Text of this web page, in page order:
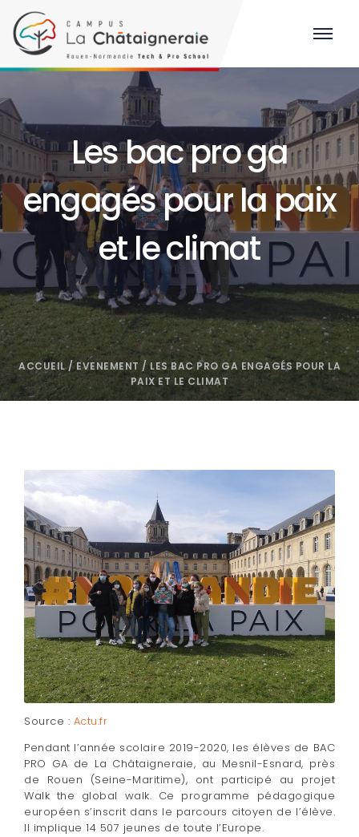
ACCUEIL / EVENEMENT /LES BAC PRO GA ENGAGÉS POUR LA
PAIX ET LE CLIMAT
Les bac pro ga
engagés pour la paix
et le climat
Source : Actu.fr
Pendant l’année scolaire 2019-2020, les élèves de BAC
PRO GA de La Châtaigneraie, au Mesnil-Esnard, près
de Rouen (Seine-Maritime), ont participé au projet
Walk the global walk. Ce programme pédagogique
européen s’inscrit dans le parcours citoyen de l’élève.
Il implique 14 507 jeunes de toute l’Europe.